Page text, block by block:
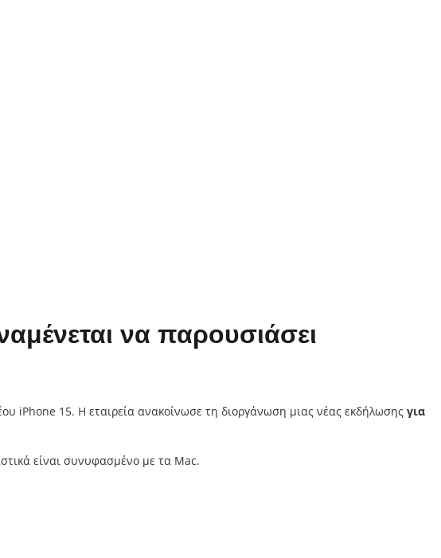
να παρουσιάσει
iPhone 15. Η εταιρεία ανακοίνωσε τη διοργάνωση μιας νέας εκδήλωσης για
είναι συνυφασμένο με τα Mac.